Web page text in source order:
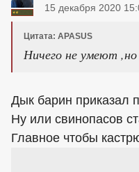
15 декабря 2020
Цитата: APASUS
Ничего не умеют ,но
Дык барин приказал
Ну или свинопасов
Главное чтобы